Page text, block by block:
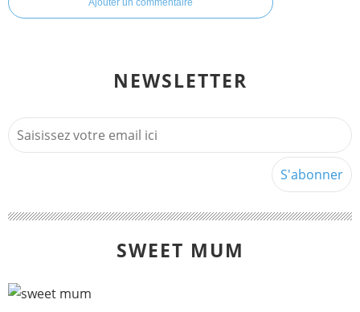
Ajouter un commentaire
NEWSLETTER
SWEET MUM